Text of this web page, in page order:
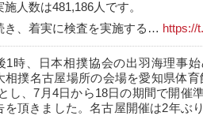
施人数は481,186人です。
き、着実に検査を実施する… https://
時、日本相撲協会の出羽海理事
相撲名古屋場所の会場を愛知県体
し、7月4日から18日の期間で開催
を頂きました。名古屋開催は2年ぶ